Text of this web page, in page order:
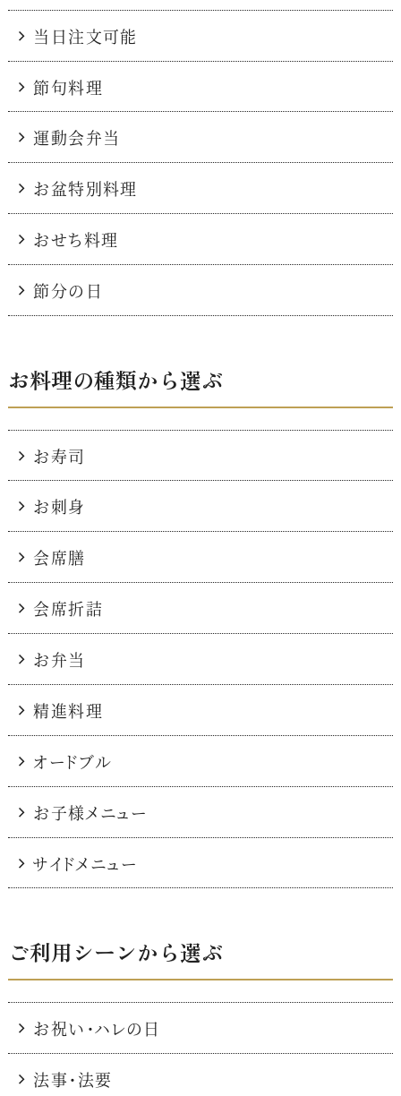
当日注文可能
節句料理
運動会弁当
お盆特別料理
おせち料理
節分の日
お料理の種類から選ぶ
お寿司
お刺身
会席膳
会席折詰
お弁当
精進料理
オードブル
お子様メニュー
サイドメニュー
ご利用シーンから選ぶ
お祝い・ハレの日
法事・法要